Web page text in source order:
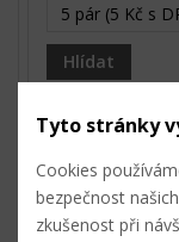
5 pár (5 Kč s
Hlídat
4
25Kč s DPH /
Tyto stránky
Cookies
bezpečnost
zkušenost při